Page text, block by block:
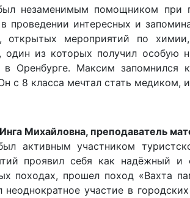
незаменимым помощником при
проведении интересных и
открытых мероприятий по химии,
один из которых получил особую
в Оренбурге. Максим запомнился
с 8 класса мечтал стать
Михайловна, преподаватель
активным участником
проявил себя как надёжный и
походах, прошел поход «Вахта
неоднократное участие в